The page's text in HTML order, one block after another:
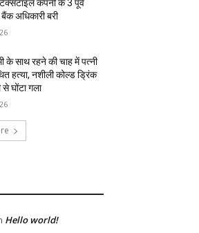
कंपनी के 3 पूर्व
अधिकारी बरी
के साथ रहने की चाह में पत्नी
हत्या, नशीली कोल्ड ड्रिंक
से घोंटा गला
Hello world!